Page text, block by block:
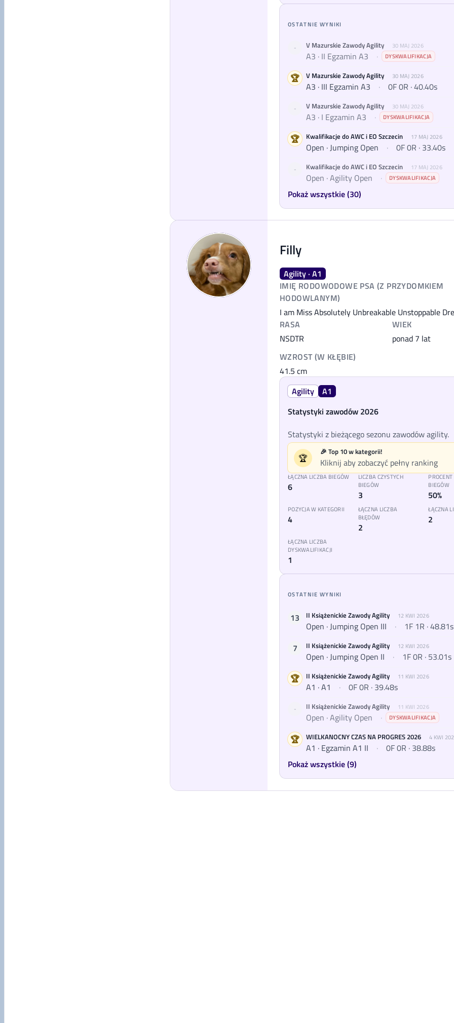
OSTATNIE WYNIKI
- V Mazurskie Zawody Agility 30 MAJ 2026
A3 · II Egzamin A3 · DYSKWALIFIKACJA
🏆 V Mazurskie Zawody Agility 30 MAJ 2026
A3 · III Egzamin A3 · 0F 0R · 40.40s
- V Mazurskie Zawody Agility 30 MAJ 2026
A3 · I Egzamin A3 · DYSKWALIFIKACJA
🏆 Kwalifikacje do AWC i EO Szczecin 17 MAJ 2026
Open · Jumping Open · 0F 0R · 33.40s
- Kwalifikacje do AWC i EO Szczecin 17 MAJ 2026
Open · Agility Open · DYSKWALIFIKACJA
Pokaż wszystkie (30)
Filly
Agility · A1
IMIĘ RODOWODOWE PSA (Z PRZYDOMKIEM
HODOWLANYM)
I am Miss Absolutely Unbreakable Unstoppable
RASA
NSDTR
WIEK
ponad 7 lat
WZROST (W KŁĘBIE)
41.5 cm
Agility
A1
Statystyki zawodów 2026
Statystyki z bieżącego sezonu zawodów agility.
🏆
🎉 Top 10 w kategorii!
Kliknij aby zobaczyć pełny ranking
ŁĄCZNA LICZBA BIEGÓW
6
LICZBA CZYSTYCH
BIEGÓW
3
BIEGÓW
50%
POZYCJA W KATEGORII
4
ŁĄCZNA LICZBA
BŁĘDÓW
2
ŁĄCZNA
2
ŁĄCZNA LICZBA
DYSKWALIFIKACJI
1
OSTATNIE WYNIKI
13 II Książenickie Zawody Agility 12 KWI 2026
Open · Jumping Open III ·
1F 1R · 48.81s
7
II Książenickie Zawody Agility 12 KWI 2026
Open · Jumping Open II ·
1F 0R · 53.01s
🏆
II Książenickie Zawody Agility 11 KWI 2026
A1 · A1 · 0F 0R · 39.48s
- II Książenickie Zawody Agility 11 KWI 2026
Open · Agility Open · DYSKWALIFIKACJA
🏆 WIELKANOCNY CZAS NA PROGRES 2026 4 KWI
A1 · Egzamin A1 II ·
0F 0R · 38.88s
Pokaż wszystkie (9)